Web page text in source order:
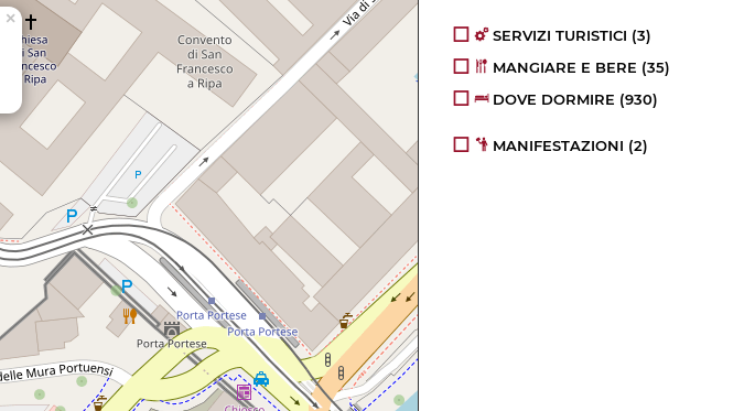
×
SERVIZI TURISTICI (3)
MANGIARE E BERE (35)
DOVE DORMIRE (930)
MANIFESTAZIONI (2)